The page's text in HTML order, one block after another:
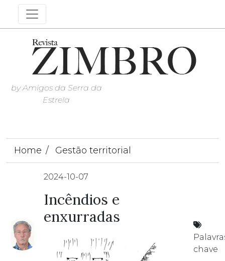
by Amigos da Serra da
Estrela
Home Gestão territorial
2024-10-07
Incêndios e
enxurradas
chave